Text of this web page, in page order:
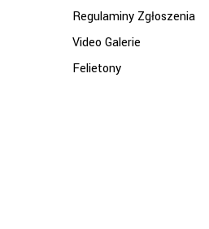
Regulaminy Zgłoszenia
Video Galerie
Felietony